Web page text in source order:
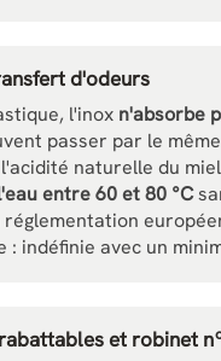
d'odeurs
l'inox n'absorbe
passer par le
naturelle du
entre 60 et 80 °C
indéfinie avec un
et robinet